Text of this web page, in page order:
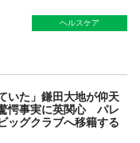
ヘルスケア
いた」鎌田大地が仰天
愕事実に英関心 パレ
ッグクラブへ移籍する